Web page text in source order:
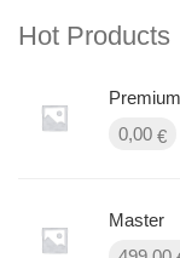
Hot Products
0,00 €
Master